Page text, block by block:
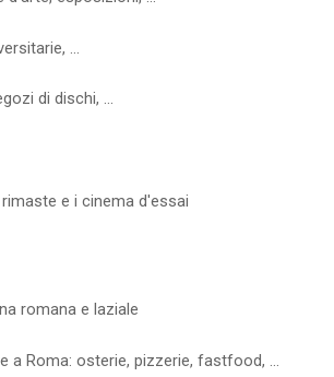
...
di dischi, ...
e i cinema d'essai
romana e laziale
a Roma: osterie, pizzerie, fastfood, ...